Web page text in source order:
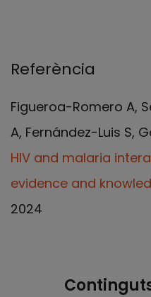
Referència
Figueroa-Romero A,
A, Fernández-Luis S,
HIV and malaria
evidence and
2024